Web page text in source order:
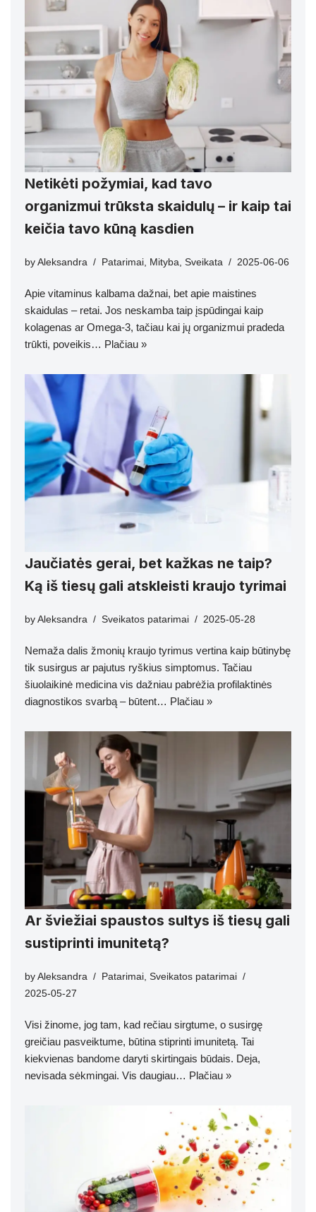
Netikėti požymiai, kad tavo
organizmui trūksta skaidulų – ir kaip tai
keičia tavo kūną kasdien
by Aleksandra Patarimai, Mityba, Sveikata 2025-06-06
Apie vitaminus kalbama dažnai, bet apie maistines
skaidulas – retai. Jos neskamba taip įspūdingai kaip
kolagenas ar Omega-3, tačiau kai jų organizmui pradeda
trūkti, poveikis… Plačiau »
Jaučiatės gerai, bet kažkas ne taip?
Ką iš tiesų gali atskleisti kraujo tyrimai
by Aleksandra Sveikatos patarimai 2025-05-28
Nemaža dalis žmonių kraujo tyrimus vertina kaip būtinybę
tik susirgus ar pajutus ryškius simptomus. Tačiau
šiuolaikinė medicina vis dažniau pabrėžia profilaktinės
diagnostikos svarbą – būtent… Plačiau »
Ar šviežiai spaustos sultys iš tiesų gali
sustiprinti imunitetą?
by Aleksandra Patarimai, Sveikatos patarimai
2025-05-27
Visi žinome, jog tam, kad rečiau sirgtume, o susirgę
greičiau pasveiktume, būtina stiprinti imunitetą. Tai
kiekvienas bandome daryti skirtingais būdais. Deja,
nevisada sėkmingai. Vis daugiau… Plačiau »